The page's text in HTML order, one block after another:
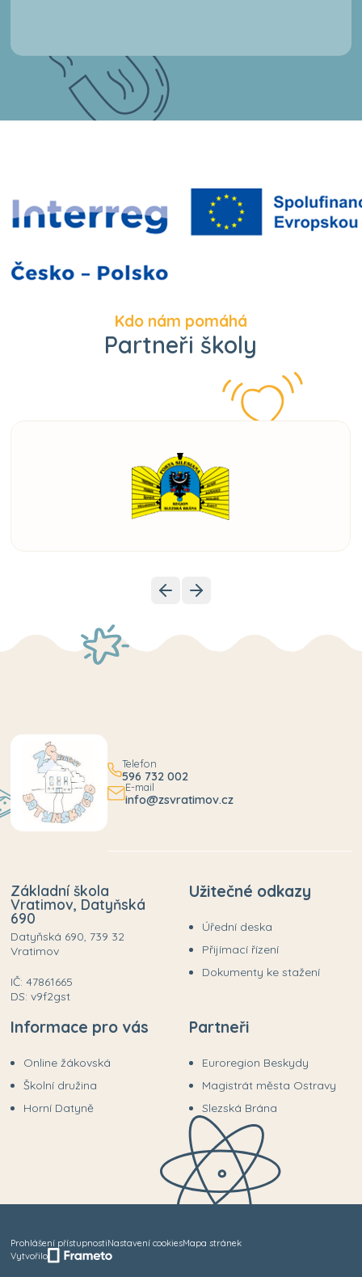
Kdo nám pomáhá
Partneři školy
Telefon
596 732 002
E-mail
info@zsvratimov.cz
Základní škola
Vratimov, Datyňská
690
Datyňská 690, 739 32
Vratimov
IČ: 47861665
DS: v9f2gst
Užitečné odkazy
Úřední deska
Přijímací řízení
Dokumenty ke stažení
Informace pro vás
Online žákovská
Školní družina
Horní Datyně
Partneři
Euroregion Beskydy
Magistrát města Ostravy
Slezská Brána
Prohlášení přístupnostiNastavení cookiesMapa stránek
Vytvořilo